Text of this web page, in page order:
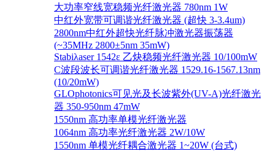
大功率窄线宽稳频光纤激光器 780nm 1W
中红外宽带可调谐光纤激光器 (超快 3-3.4um)
2800nm中红外超快光纤脉冲激光器振荡器
(~35MHz 2800±5nm 35mW)
Stabiλaser 1542ε 乙炔稳频光纤激光器 10/100mW
C波段波长可调谐光纤激光器 1529.16-1567.13nm
(10/20mW)
GLOphotonics可见光及长波紫外(UV-A)光纤激光
器 350-950nm 47mW
1550nm 高功率单模光纤激光器
1064nm 高功率光纤激光器 2W/10W
1550nm 单模光纤耦合激光器 1~20W (台式)